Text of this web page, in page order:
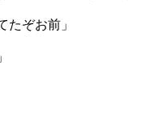
ぞお前」